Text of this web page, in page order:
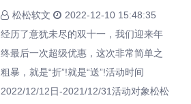
松松软文
2022-12-10 15:48:35
经历了意犹未尽的双十一，我们迎来年
终最后一次超级优惠，这次非常简单之
粗暴，就是“折”!就是“送”!活动时间
2022/12/12日-2021/12/31活动对象松松